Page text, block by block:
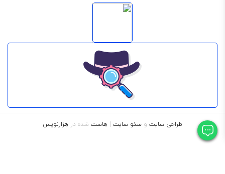
طراحی سایت و سئو سایت | هاست شده در هزارنویس